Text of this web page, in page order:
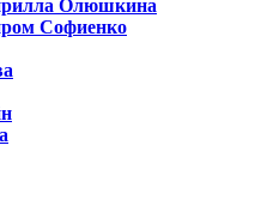
Олюшкина
Софиенко